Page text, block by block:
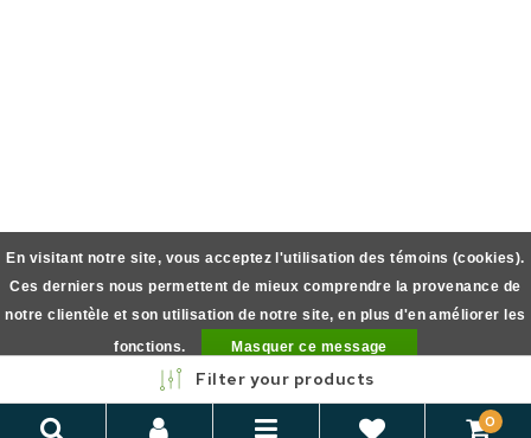
Filter your products
0
En visitant notre site, vous acceptez l'utilisation des témoins (cookies).
Ces derniers nous permettent de mieux comprendre la provenance de
notre clientèle et son utilisation de notre site, en plus d'en améliorer les
fonctions.
Masquer ce message
En savoir plus sur les témoins (cookies) »